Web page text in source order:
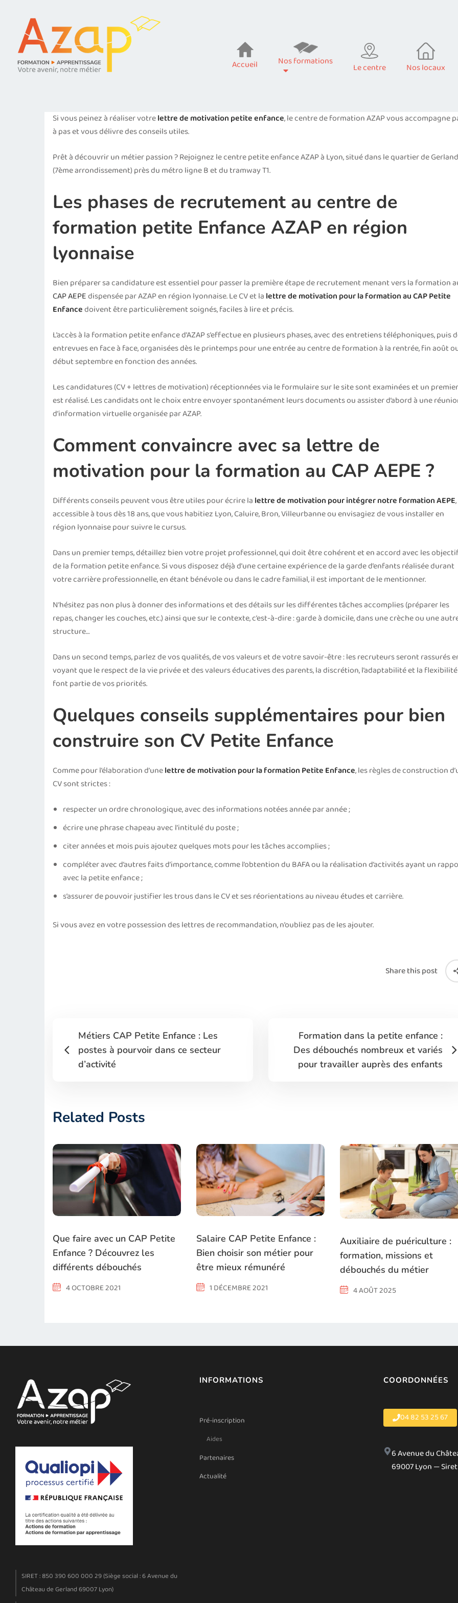
Accueil Nos formations
Le centre Nos locaux
Si vous peinez à réaliser votrelettre de motivation petite enfance, le centre de formation AZAP vous accompagne
à pas et vous délivre des conseils utiles.
Prêt à découvrir un métier passion ? Rejoignez le centre petite enfance AZAP à Lyon, situé dans le quartier de Gerland
(7ème arrondissement) près du métro ligne B et du tramway T1.
Les phases de recrutement au centre de
formation petite Enfance AZAP en région
lyonnaise
Bien préparer sa candidature est essentiel pour passer la première étape de recrutement menant vers la formation
CAP AEPEdispensée par AZAP en région lyonnaise. Le CV et la lettre de motivation pour la formation au CAP Petite
Enfancedoivent être particulièrement soignés, faciles à lire et précis.
L’accès à la formation petite enfance d’AZAP s’effectue en plusieurs phases, avec des entretiens téléphoniques, puis
entrevues en face à face, organisées dès le printemps pour une entrée au centre de formation à la rentrée, fin août
début septembre en fonction des années.
Les candidatures (CV + lettres de motivation) réceptionnées via le formulaire sur le site sont examinées et un
est réalisé. Les candidats ont le choix entre envoyer spontanément leurs documents ou assister d’abord à une
d’information virtuelle organisée par AZAP.
Comment convaincre avec sa lettre de
motivation pour la formation au CAP AEPE ?
Différents conseils peuvent vous être utiles pour écrire la lettre de motivation pour intégrer notre formation AEPE,
accessible à tous dès 18 ans, que vous habitiez Lyon, Caluire, Bron, Villeurbanne ou envisagiez de vous installer en
région lyonnaise pour suivre le cursus.
Dans un premier temps, détaillez bien votre projet professionnel, qui doit être cohérent et en accord avec les
de la formation petite enfance. Si vous disposez déjà d’une certaine expérience de la garde d’enfants réalisée durant
votre carrière professionnelle, en étant bénévole ou dans le cadre familial, il est important de le mentionner.
N’hésitez pas non plus à donner des informations et des détails sur les différentes tâches accomplies (préparer les
repas, changer les couches, etc.) ainsi que sur le contexte, c’est-à-dire : garde à domicile, dans une crèche ou une
structure…
Dans un second temps, parlez de vos qualités, de vos valeurs et de votre savoir-être : les recruteurs seront rassurés
voyant que le respect de la vie privée et des valeurs éducatives des parents, la discrétion, l’adaptabilité et la flexibilité
font partie de vos priorités.
Quelques conseils supplémentaires pour bien
construire son CV Petite Enfance
Comme pour l’élaboration d’unelettre de motivation pour la formation Petite Enfance, les règles de construction
CV sont strictes :
respecter un ordre chronologique, avec des informations notées année par année ;
écrire une phrase chapeau avec l’intitulé du poste ;
citer années et mois puis ajoutez quelques mots pour les tâches accomplies ;
compléter avec d’autres faits d’importance, comme l’obtention du BAFA ou la réalisation d’activités ayant un
avec la petite enfance ;
s’assurer de pouvoir justifier les trous dans le CV et ses réorientations au niveau études et carrière.
Si vous avez en votre possession des lettres de recommandation, n’oubliez pas de les ajouter.
Share this post
Métiers CAP Petite Enfance : Les
postes à pourvoir dans ce secteur
d’activité
Formation dans la petite enfance :
Des débouchés nombreux et variés
pour travailler auprès des enfants
Related Posts
Que faire avec un CAP Petite
Enfance ? Découvrez les
différents débouchés
4 OCTOBRE 2021
Salaire CAP Petite Enfance :
Bien choisir son métier pour
être mieux rémunéré
1 DÉCEMBRE 2021
Auxiliaire de puériculture :
formation, missions et
débouchés du métier
4 AOÛT 2025
SIRET : 850 390 600 000 29 (Siège social : 6 Avenue du
Château de Gerland 69007 Lyon)
INFORMATIONS
Pré-inscription
Aides
Partenaires
Actualité
COORDONNÉES
04 82 53 25 67
6 Avenue du
69007 Lyon —